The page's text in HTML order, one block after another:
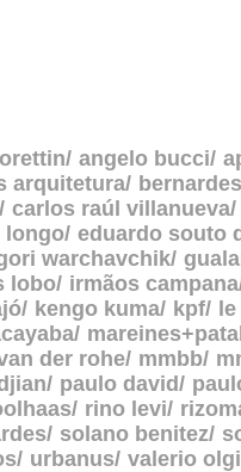
angelo bucci
arquitetura
carlos raúl villanueva
longo eduardo souto
warchavchik
lobo irmãos campana
kengo kuma kpf
der rohe mmbb
paulo david
rino levi
solano benitez
urbanus valerio